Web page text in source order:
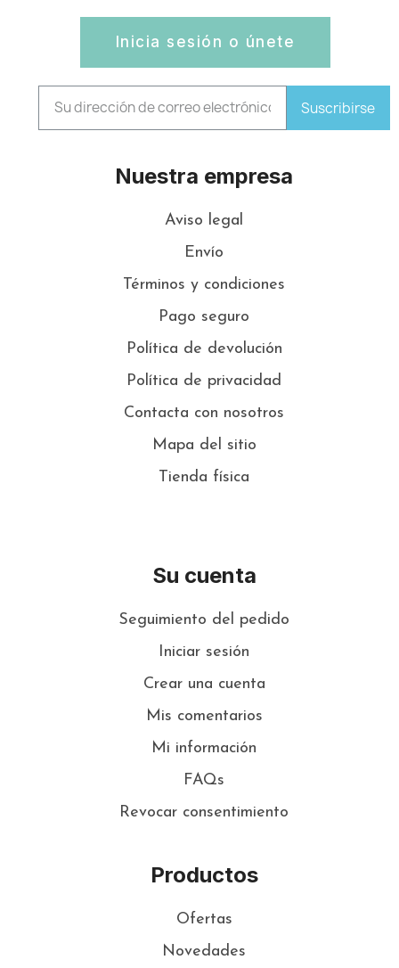
Inicia sesión o únete
Suscribirse
Nuestra empresa
Aviso legal
Envío
Términos y condiciones
Pago seguro
Política de devolución
Política de privacidad
Contacta con nosotros
Mapa del sitio
Tienda física
Su cuenta
Seguimiento del pedido
Iniciar sesión
Crear una cuenta
Mis comentarios
Mi información
FAQs
Revocar consentimiento
Productos
Ofertas
Novedades